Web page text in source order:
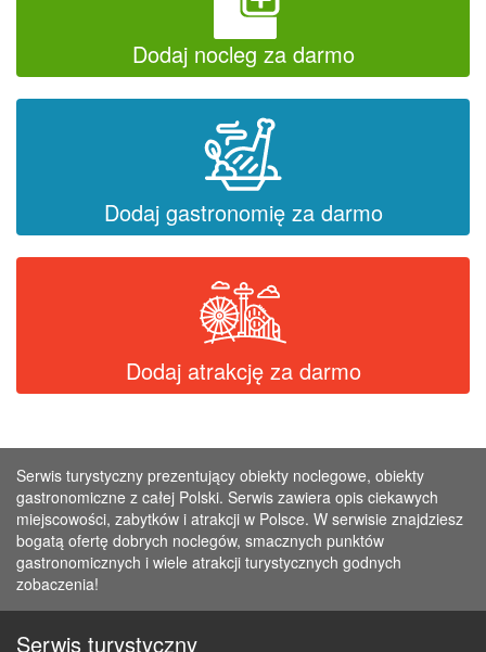
Dodaj nocleg za darmo
Dodaj gastronomię za darmo
Dodaj atrakcję za darmo
Serwis turystyczny prezentujący obiekty noclegowe, obiekty
gastronomiczne z całej Polski. Serwis zawiera opis ciekawych
miejscowości, zabytków i atrakcji w Polsce. W serwisie znajdziesz
bogatą ofertę dobrych noclegów, smacznych punktów
gastronomicznych i wiele atrakcji turystycznych godnych
zobaczenia!
Serwis turystyczny